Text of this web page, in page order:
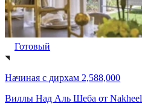
Готовый
Начиная с дирхам 2,588,000
Виллы Над Аль Шеба от Nakheel